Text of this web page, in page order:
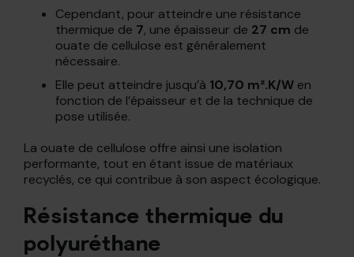
Cependant, pour atteindre une résistance
thermique de 7, une épaisseur de 27 cm de
ouate de cellulose est généralement
nécessaire.
Elle peut atteindre jusqu’à 10,70 m².K/W en
fonction de l’épaisseur et de la technique de
pose utilisée.
La ouate de cellulose offre ainsi une isolation
performante, tout en étant issue de matériaux
recyclés, ce qui contribue à son aspect écologique.
Résistance thermique du
polyuréthane